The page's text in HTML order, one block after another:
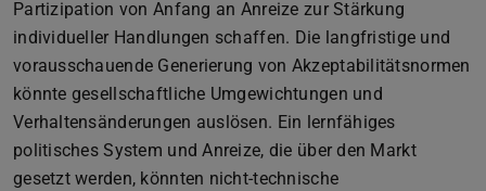
Partizipation von Anfang an Anreize zur Stärkung
individueller Handlungen schaffen. Die langfristige und
vorausschauende Generierung von Akzeptabilitätsnormen
könnte gesellschaftliche Umgewichtungen und
Verhaltensänderungen auslösen. Ein lernfähiges
politisches System und Anreize, die über den Markt
gesetzt werden, könnten nicht-technische